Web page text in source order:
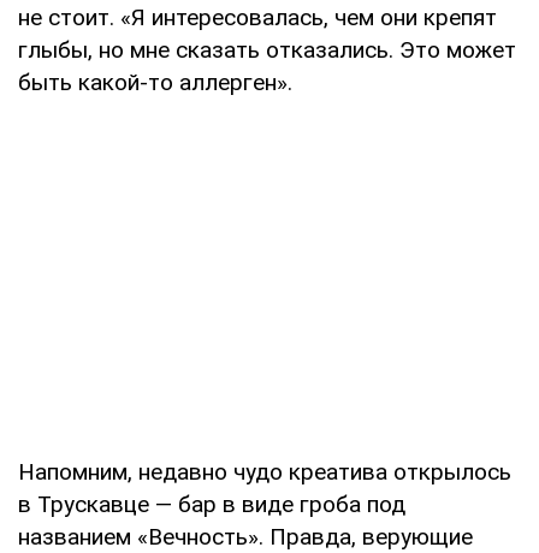
не стоит. «Я интересовалась, чем они крепят
глыбы, но мне сказать отказались. Это может
быть какой-то аллерген».
Напомним, недавно чудо креатива открылось
в Трускавце — бар в виде гроба под
названием «Вечность». Правда, верующие